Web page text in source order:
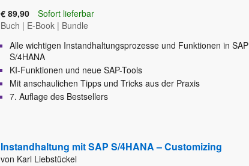
€ 89,90
Sofort lieferbar
Buch | E-Book | Bundle
Alle wichtigen Instandhaltungsprozesse und Funktionen in SAP
S/4HANA
KI-Funktionen und neue SAP-Tools
Mit anschaulichen Tipps und Tricks aus der Praxis
7. Auflage des Bestsellers
Instandhaltung mit SAP S/4HANA – Customizing
von Karl Liebstückel